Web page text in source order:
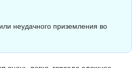
неудачного приземления во